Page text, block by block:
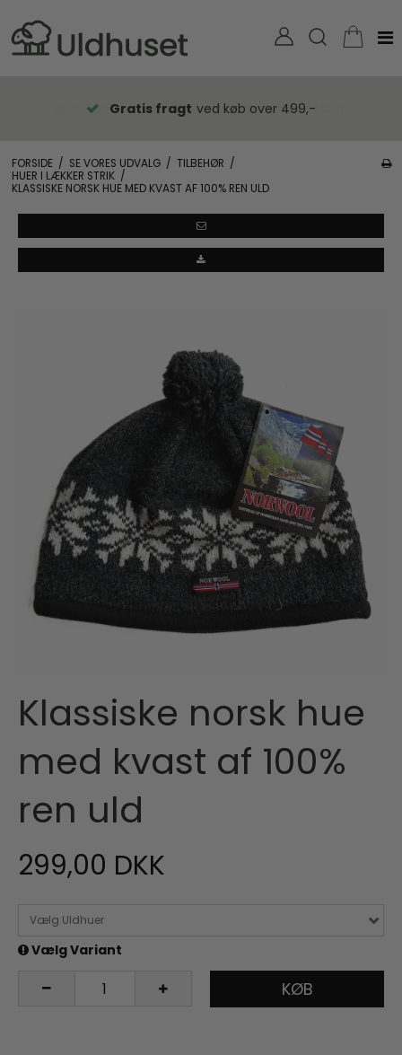
Gratis fragt ved køb over 499,-
FORSIDE / SE VORES UDVALG / TILBEHØR /
HUER I LÆKKER STRIK /
KLASSISKE NORSK HUE MED KVAST AF 100% REN ULD
Klassiske norsk hue
med kvast af 100%
ren uld
299,00 DKK
Vælg Uldhuer
Vælg Variant
KØB